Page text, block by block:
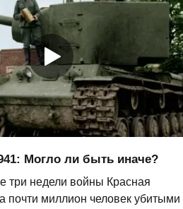
Могло ли быть иначе?
три недели войны Красная
почти миллион человек убитыми